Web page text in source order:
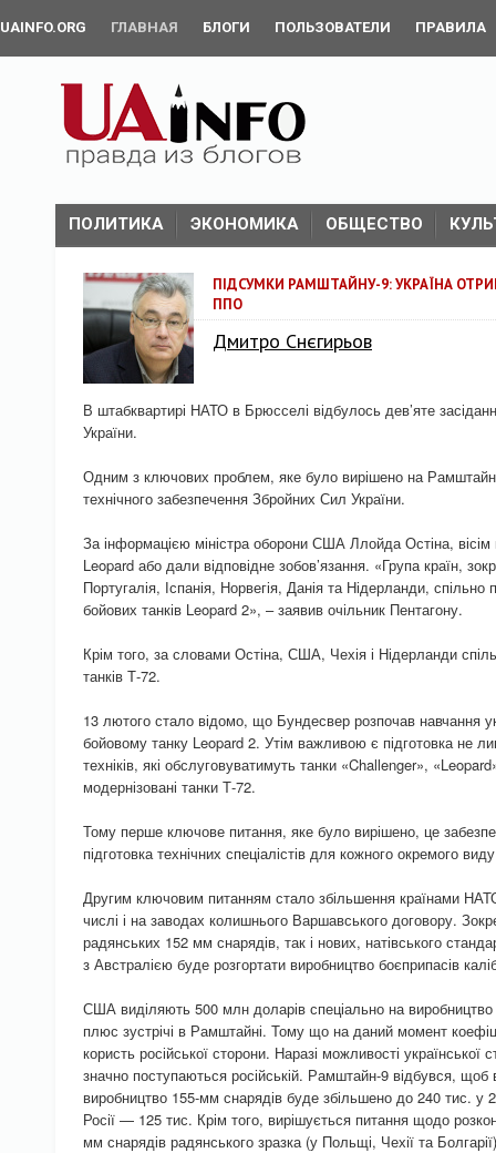
UAINFO.ORG ГЛАВНАЯ БЛОГИ ПОЛЬЗОВАТЕЛИ ПРАВИЛА
ПОЛИТИКА ЭКОНОМИКА ОБЩЕСТВО
ПІДСУМКИ РАМШТАЙНУ-9: УКРАЇНА
ППО
Дмитро Снєгирьов
В штабквартирі НАТО в Брюсселі відбулось дев’яте
України.
Одним з ключових проблем, яке було вирішено на
технічного забезпечення Збройних Сил України.
За інформацією міністра оборони США Ллойда Остіна, вісім
Leopard або дали відповідне зобов’язання. «Група країн,
Португалія, Іспанія, Норвегія, Данія та Нідерланди,
бойових танків Leopard 2», – заявив очільник Пентагону.
Крім того, за словами Остіна, США, Чехія і Нідерланди
танків Т-72.
13 лютого стало відомо, що Бундесвер розпочав навчання
бойовому танку Leopard 2. Утім важливою є підготовка не
техніків, які обслуговуватимуть танки «Challenger»,
модернізовані танки Т-72.
Тому перше ключове питання, яке було вирішено, це
підготовка технічних спеціалістів для кожного окремого
Другим ключовим питанням стало збільшення країнами
числі і на заводах колишнього Варшавського договору.
радянських 152 мм снарядів, так і нових, натівського
з Австралією буде розгортати виробництво боєприпасів
США виділяють 500 млн доларів спеціально на
плюс зустрічі в Рамштайні. Тому що на даний момент
користь російської сторони. Наразі можливості української
значно поступаються російській. Рамштайн-9 відбувся,
виробництво 155-мм снарядів буде збільшено до 240 тис. у
Росії — 125 тис. Крім того, вирішується питання щодо
мм снарядів радянського зразка (у Польщі, Чехії та